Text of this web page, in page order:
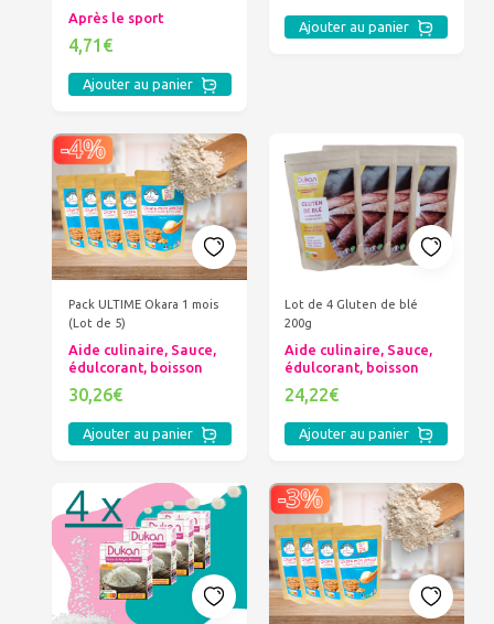
Après le sport
4,71€
Ajouter au panier
Ajouter au panier
Pack ULTIME Okara 1 mois
(Lot de 5)
Aide culinaire, Sauce,
édulcorant, boisson
30,26€
Ajouter au panier
Lot de 4 Gluten de blé
200g
Aide culinaire, Sauce,
édulcorant, boisson
24,22€
Ajouter au panier